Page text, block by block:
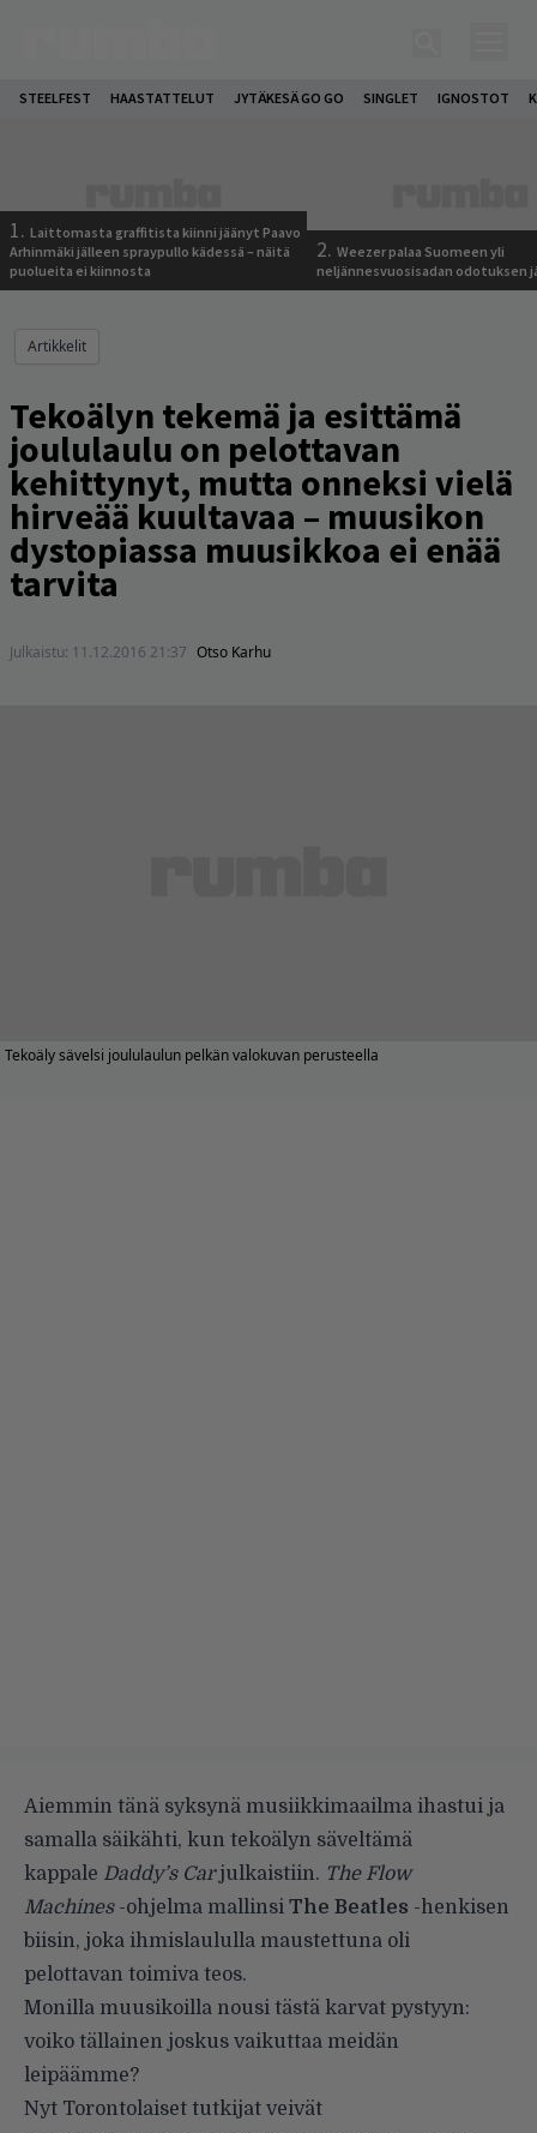
STEELFEST HAASTATTELUT JYTÄKESÄ GO GO SINGLET IGNOSTOT
1. Laittomasta graffitista kiinni jäänyt Paavo
Arhinmäki jälleen spraypullo kädessä – näitä
puolueita ei kiinnosta
2. Weezer palaa Suomeen yli
neljännesvuosisadan odotuksen
Artikkelit
Tekoälyn tekemä ja esittämä
joululaulu on pelottavan
kehittynyt, mutta onneksi vielä
hirveää kuultavaa – muusikon
dystopiassa muusikkoa ei enää
tarvita
Julkaistu: 11.12.2016 21:37 Otso Karhu
Tekoäly sävelsi joululaulun pelkän valokuvan perusteella
Aiemmin tänä syksynä musiikkimaailma ihastui ja
samalla säikähti, kun tekoälyn säveltämä
kappale Daddy’s Carjulkaistiin. The Flow
Machines -ohjelma mallinsi The Beatles -henkisen
biisin, joka ihmislaululla maustettuna oli
pelottavan toimiva teos.
Monilla muusikoilla nousi tästä karvat pystyyn:
voiko tällainen joskus vaikuttaa meidän
leipäämme?
Nyt Torontolaiset tutkijat veivät